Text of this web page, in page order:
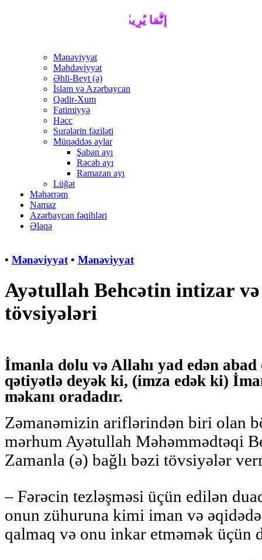
إِنَّمَا يُرِيدُ اللَّهُ لِيُذْهِبَ عَنْكُمُ
Mənəviyyat
Məhdəviyyət
Əhli-Beyt (ə)
İslam və Azərbaycan
Qədir-Xum
Fatimiyyə
Həcc
Surələrin fəziləti
Müqəddəs aylar
Şaban ayı
Rəcəb ayı
Ramazan ayı
Lüğət
Məhərrəm
Namaz
Azərbaycan fəqihləri
Əlaqə
• Mənəviyyat • Mənəviyyat
Ayətullah Behcətin intizar
tövsiyələri
İmanla dolu və Allahı yad edən abad
qətiyətlə deyək ki, (imza edək ki)
məkanı oradadır.
Zəmanəmizin ariflərindən biri olan
mərhum Ayətullah Məhəmmədtəqi
Zamanla (ə) bağlı bəzi tövsiyələr
– Fərəcin tezləşməsi üçün edilən
onun zühuruna kimi iman və
qalmaq və onu inkar etməmək üçün